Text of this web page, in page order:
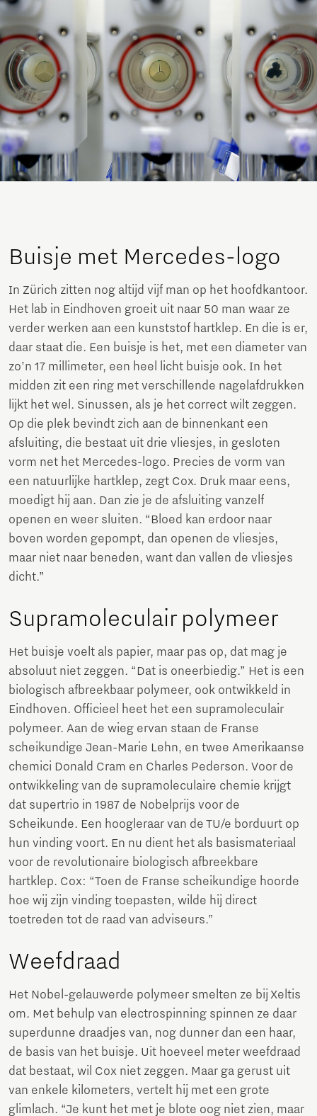
Buisje met Mercedes-logo
In Zürich zitten nog altijd vijf man op het hoofdkantoor.
Het lab in Eindhoven groeit uit naar 50 man waar ze
verder werken aan een kunststof hartklep. En die is er,
daar staat die. Een buisje is het, met een diameter van
zo’n 17 millimeter, een heel licht buisje ook. In het
midden zit een ring met verschillende nagelafdrukken
lijkt het wel. Sinussen, als je het correct wilt zeggen.
Op die plek bevindt zich aan de binnenkant een
afsluiting, die bestaat uit drie vliesjes, in gesloten
vorm net het Mercedes-logo. Precies de vorm van
een natuurlijke hartklep, zegt Cox. Druk maar eens,
moedigt hij aan. Dan zie je de afsluiting vanzelf
openen en weer sluiten. “Bloed kan erdoor naar
boven worden gepompt, dan openen de vliesjes,
maar niet naar beneden, want dan vallen de vliesjes
dicht.”
Supramoleculair polymeer
Het buisje voelt als papier, maar pas op, dat mag je
absoluut niet zeggen. “Dat is oneerbiedig.” Het is een
biologisch afbreekbaar polymeer, ook ontwikkeld in
Eindhoven. Officieel heet het een supramoleculair
polymeer. Aan de wieg ervan staan de Franse
scheikundige Jean-Marie Lehn, en twee Amerikaanse
chemici Donald Cram en Charles Pederson. Voor de
ontwikkeling van de supramoleculaire chemie krijgt
dat supertrio in 1987 de Nobelprijs voor de
Scheikunde. Een hoogleraar van de TU/e borduurt op
hun vinding voort. En nu dient het als basismateriaal
voor de revolutionaire biologisch afbreekbare
hartklep. Cox: “Toen de Franse scheikundige hoorde
hoe wij zijn vinding toepasten, wilde hij direct
toetreden tot de raad van adviseurs.”
Weefdraad
Het Nobel-gelauwerde polymeer smelten ze bij Xeltis
om. Met behulp van electrospinning spinnen ze daar
superdunne draadjes van, nog dunner dan een haar,
de basis van het buisje. Uit hoeveel meter weefdraad
dat bestaat, wil Cox niet zeggen. Maar ga gerust uit
van enkele kilometers, vertelt hij met een grote
glimlach. “Je kunt het met je blote oog niet zien, maar